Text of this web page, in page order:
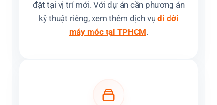
đặt tại vị trí mới. Với dự án cần phương án
kỹ thuật riêng, xem thêm dịch vụ di dời
máy móc tại TPHCM.